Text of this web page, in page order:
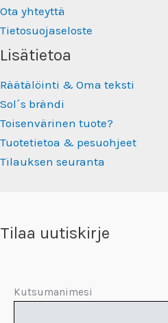
Ota yhteyttä
Tietosuojaseloste
Lisätietoa
Räätälöinti & Oma teksti
Sol´s brändi
Toisenvärinen tuote?
Tuotetietoa & pesuohjeet
Tilauksen seuranta
Tilaa uutiskirje
Kutsumanimesi